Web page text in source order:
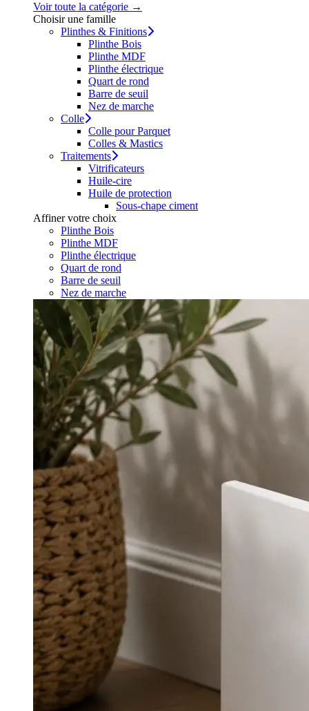
Voir toute la catégorie →
Choisir une famille
Plinthes & Finitions
Plinthe Bois
Plinthe MDF
Plinthe électrique
Quart de rond
Barre de seuil
Nez de marche
Colle
Colle pour Parquet
Colles & Mastics
Traitements
Vitrificateurs
Huile-cire
Huile de protection
Sous-chape ciment
Affiner votre choix
Plinthe Bois
Plinthe MDF
Plinthe électrique
Quart de rond
Barre de seuil
Nez de marche